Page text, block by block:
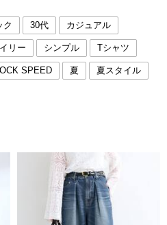
ク 30代 カジュアル
リー シンプル Tシャツ
SPEED 夏 夏スタイル